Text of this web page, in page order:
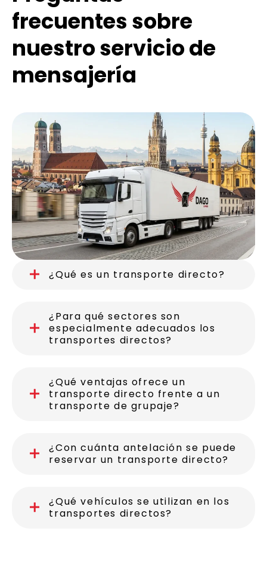
frecuentes sobre
nuestro servicio de
mensajería
¿Qué es un transporte directo?
¿Para qué sectores son
especialmente adecuados los
transportes directos?
¿Qué ventajas ofrece un
transporte directo frente a un
transporte de grupaje?
¿Con cuánta antelación se puede
reservar un transporte directo?
¿Qué vehículos se utilizan en los
transportes directos?